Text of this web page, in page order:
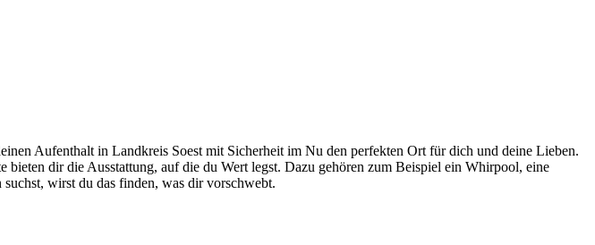
Aufenthalt in Landkreis Soest mit Sicherheit im Nu den perfekten Ort für dich und deine Lieben.
dir die Ausstattung, auf die du Wert legst. Dazu gehören zum Beispiel ein Whirpool, eine
wirst du das finden, was dir vorschwebt.